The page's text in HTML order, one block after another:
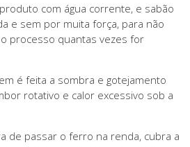
com água corrente, e sabão
e sem por muita força, para não
processo quantas vezes for
é feita a sombra e gotejamento
rotativo e calor excessivo sob a
de passar o ferro na renda, cubra a